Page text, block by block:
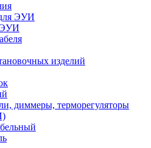
ЭУИ
ЭУИ
изделий
диммеры, терморегуляторы